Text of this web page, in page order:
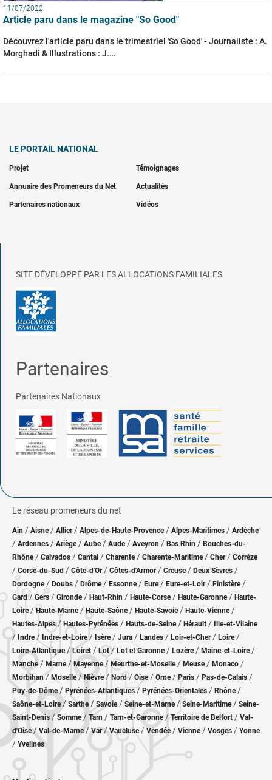
11/07/2022
Article paru dans le magazine "So Good"
Découvrez l'article paru dans le trimestriel 'So Good' - Journaliste : A.
Morghadi & Illustrations : J.…
LE PORTAIL NATIONAL
Projet Témoignages
Annuaire des Promeneurs du Net Actualités
Partenaires nationaux Vidéos
SITE DÉVELOPPÉ PAR LES ALLOCATIONS FAMILIALES
Partenaires
Partenaires Nationaux
Le réseau promeneurs du net
Ain / Aisne/ Allier/ Alpes-de-Haute-Provence / Alpes-Maritimes / Ardèche
/ Ardennes / Ariège/ Aube/ Aude / Aveyron / Bas Rhin / Bouches-du-
Rhône/ Calvados / Cantal / Charente / Charente-Maritime/ Cher / Corrèze
/ Corse-du-Sud / Côte-d'Or / Côtes-d'Armor/ Creuse/ Deux Sèvres /
Dordogne/ Doubs / Drôme/ Essonne / Eure/ Eure-et-Loir / Finistère/
Gard/ Gers / Gironde/ Haut-Rhin / Haute-Corse/ Haute-Garonne/ Haute-
Loire/Haute-Marne/ Haute-Saône/ Haute-Savoie/ Haute-Vienne/
Hautes-Alpes/ Hautes-Pyrénées / Hauts-de-Seine/ Hérault / Ille-et-Vilaine
/ Indre/ Indre-et-Loire/ Isère/ Jura / Landes / Loir-et-Cher/ Loire/
Loire-Atlantique/ Loiret / Lot/ Lot et Garonne/ Lozère / Maine-et-Loire/
Manche/ Marne/ Mayenne/ Meurthe-et-Moselle/ Meuse/ Monaco /
Morbihan/ Moselle/ Nièvre / Nord/ Oise / Orne/Paris / Pas-de-Calais /
Puy-de-Dôme/ Pyrénées-Atlantiques / Pyrénées-Orientales / Rhône/
Saône-et-Loire/ Sarthe/ Savoie/ Seine-et-Marne/ Seine-Maritime/ Seine-
Saint-Denis /Somme/ Tarn / Tarn-et-Garonne/Territoire de Belfort / Val-
d'Oise/ Val-de-Marne/Var/Vaucluse/ Vendée/ Vienne/ Vosges / Yonne
/ Yvelines